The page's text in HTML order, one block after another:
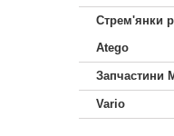
Стрем'янки
Atego
Запчастини
Vario